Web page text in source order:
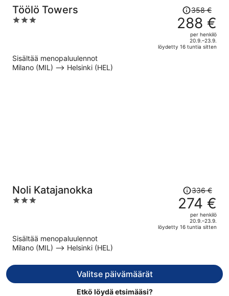
Töölö Towers
3
Hinta
oli
358 €,
hinta
on
358 €
288 €
per henkilö
20.9.–23.9.
löydetty 16 tuntia sitten
Sisältää menopaluulennot
Milano (MIL) –> Helsinki (HEL)
Noli Katajanokka
3
Hinta
oli
336 €,
hinta
on
336 €
274 €
per henkilö
20.9.–23.9.
löydetty 16 tuntia sitten
Sisältää menopaluulennot
Milano (MIL) –> Helsinki (HEL)
Valitse päivämäärät
Etkö löydä etsimääsi?